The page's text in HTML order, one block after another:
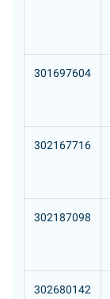
301697604
302167716
302187098
302680142